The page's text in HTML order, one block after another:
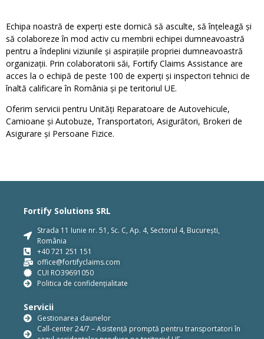
Echipa noastră de experți este dornică să asculte, să înțeleagă și
să colaboreze în mod activ cu membrii echipei dumneavoastră
pentru a îndeplini viziunile și aspirațiile propriei dumneavoastră
organizații. Prin colaboratorii săi, Fortify Claims Assistance are
acces la o echipă de peste 100 de experți și inspectori tehnici de
înaltă calificare în România și pe teritoriul UE.
Oferim servicii pentru Unități Reparatoare de Autovehicule,
Camioane și Autobuze, Transportatori, Asigurători, Brokeri de
Asigurare și Persoane Fizice.
Fortify Solutions SRL
Strada 11 Iunie nr. 51, Sc. C, Ap. 4, Sectorul 4, București,
România
+40 721 251 151
office@fortifyclaims.com
CUI RO39691050
Politica de confidențialitate
Servicii
Gestionarea daunelor
Call-center 24/7 – Asistență promptă pentru transportatori în